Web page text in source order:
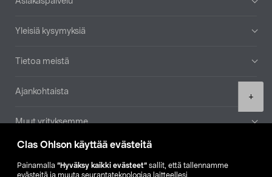
Clas Ohlson käyttää evästeitä
Painamalla ”Hyväksy kaikki evästeet” sallit, että tallennamme
evästeitä ja muuta seurantateknologiaa laitteellesi
+
Yleisiä kysymyksiä
Tietoa meistä
Ajankohtaista
Muut yrityksemme
Etsi myymälä